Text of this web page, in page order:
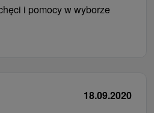
i pomocy w wyborze
18.09.2020